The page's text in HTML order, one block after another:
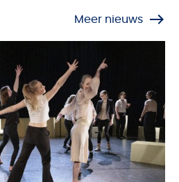
Meer nieuws